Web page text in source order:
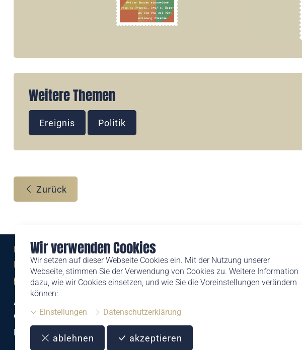
Wir verwenden Cookies
Wir setzen auf dieser Webseite Cookies ein. Mit der Nutzung unserer
Webseite, stimmen Sie der Verwendung von Cookies zu. Weitere Information
dazu, wie wir Cookies einsetzen, und wie Sie die Voreinstellungen verändern
können:
Einstellungen
Datenschutzerklärung
ablehnen akzeptieren
Weitere Themen
Ereignis Politik
Zurück
Eine Marke der
Liechtensteinischen Post AG
post.li
Alte Zollstrasse 11
9494 Schaan
Liechtenstein
T +423 399 44 66